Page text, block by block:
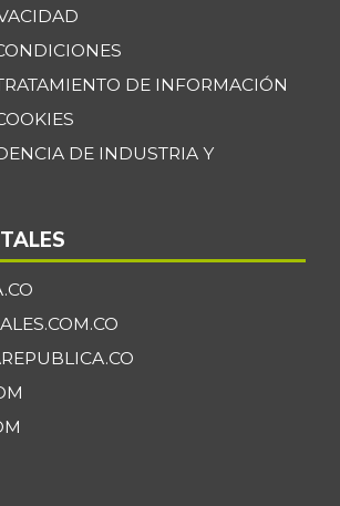
DE INFORMACIÓN
DE INDUSTRIA Y